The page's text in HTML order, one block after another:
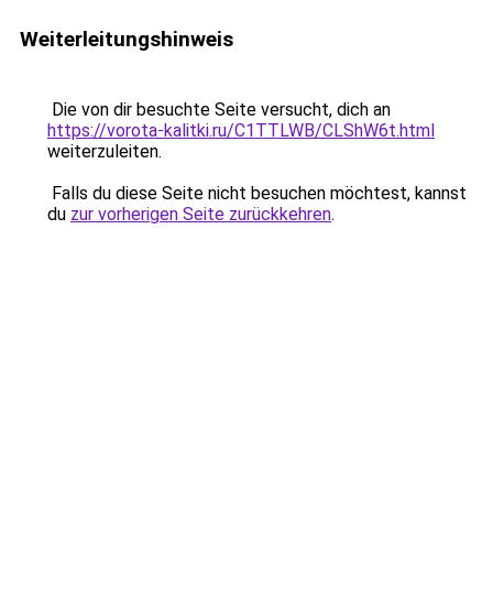
Weiterleitungshinweis
Die von dir besuchte Seite versucht, dich an
https://vorota-kalitki.ru/C1TTLWB/CLShW6t.html
weiterzuleiten.
Falls du diese Seite nicht besuchen möchtest, kannst
du zur vorherigen Seite zurückkehren.